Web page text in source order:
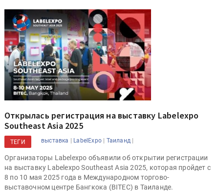
Открылась регистрация на выставку Labelexpo
Southeast Asia 2025
ТЕГИ выставка | LabelExpo | Таиланд |
Организаторы Labelexpo объявили об открытии регистрации
на выставку Labelexpo Southeast Asia 2025, которая пройдет с
8 по 10 мая 2025 года в Международном торгово-
выставочном центре Бангкока (BITEC) в Таиланде.